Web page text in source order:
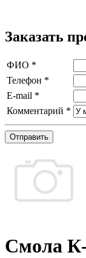
Заказать
ФИО *
Телефон *
E-mail *
Комментарий *
Отправить
Смола